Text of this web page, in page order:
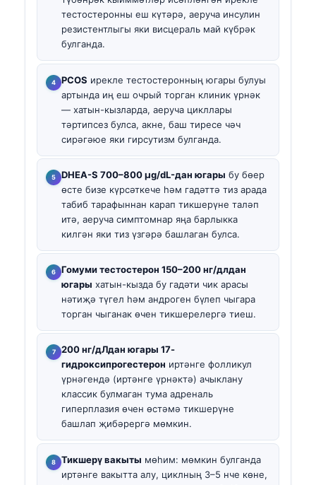
тестостеронны еш күтәрә, аеруча инсулин
резистентлыгы яки висцераль май күбрәк
булганда.
PCOS ирекле тестостеронның югары булуы
артында иң еш очрый торган клиник үрнәк
— хатын-кызларда, аеруча цикллары
тәртипсез булса, акне, баш тиресе чәч
сирәгәюе яки гирсутизм булганда.
DHEA-S 700–800 µg/dL-дан югары бу бөер
өсте бизе күрсәткече һәм гадәттә тиз арада
табиб тарафыннан карап тикшерүне таләп
итә, аеруча симптомнар яңа барлыкка
килгән яки тиз үзгәрә башлаган булса.
Гомуми тестостерон 150–200 нг/длдан
югары хатын-кызда бу гадәти чик арасы
нәтиҗә түгел һәм андроген бүлеп чыгара
торган чыганак өчен тикшерелергә тиеш.
200 нг/дЛдан югары 17-
гидроксипрогестерон иртәнге фолликул
үрнәгендә (иртәнге үрнәктә) ачыклану
классик булмаган тума адреналь
гиперплазия өчен өстәмә тикшерүне
башлап җибәрергә мөмкин.
Тикшерү вакыты мөһим: мөмкин булганда
иртәнге вакытта алу, циклның 3–5 нче көне,